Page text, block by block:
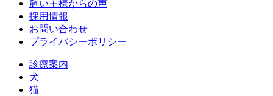
飼い主様からの声
採用情報
お問い合わせ
プライバシーポリシー
診療案内
犬
猫